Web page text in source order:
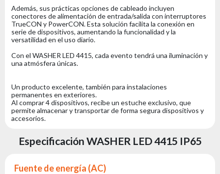
Además, sus prácticas opciones de cableado incluyen
conectores de alimentación de entrada/salida con interruptores
TrueCON y PowerCON. Esta solución facilita la conexión en
serie de dispositivos, aumentando la funcionalidad y la
versatilidad en el uso diario.
Con el WASHER LED 4415, cada evento tendrá una iluminación y
una atmósfera únicas.
Un producto excelente, también para instalaciones
permanentes en exteriores.
Al comprar 4 dispositivos, recibe un estuche exclusivo, que
permite almacenar y transportar de forma segura dispositivos y
accesorios.
Especificación WASHER LED 4415 IP65
Fuente de energía (AC)